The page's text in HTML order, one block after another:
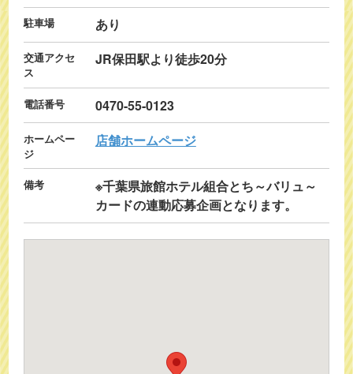
駐車場 あり
交通アクセ
ス
JR保田駅より徒歩20分
電話番号 0470-55-0123
ホームペー
ジ
店舗ホームページ
備考
※千葉県旅館ホテル組合とち～バリュ～
カードの連動応募企画となります。